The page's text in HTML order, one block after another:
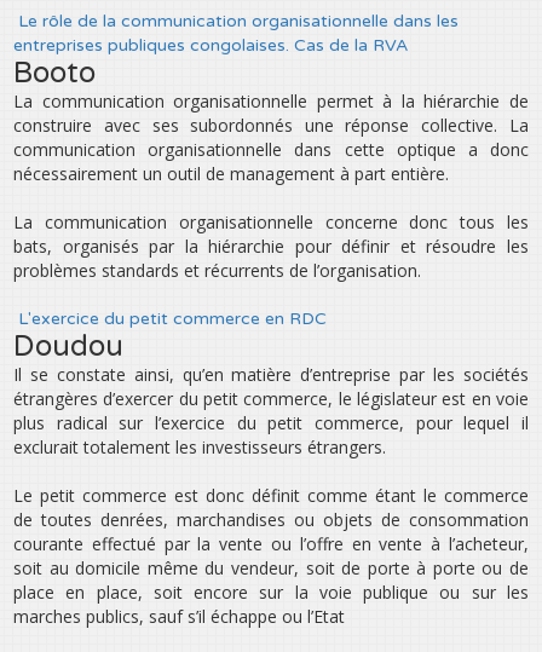
Le rôle de la communication organisationnelle dans les
entreprises publiques congolaises. Cas de la RVA
Booto
La communication organisationnelle permet à la hiérarchie de
construire avec ses subordonnés une réponse collective. La
communication organisationnelle dans cette optique a donc
nécessairement un outil de management à part entière.
La communication organisationnelle concerne donc tous les
bats, organisés par la hiérarchie pour définir et résoudre les
problèmes standards et récurrents de l’organisation.
L'exercice du petit commerce en RDC
Doudou
Il se constate ainsi, qu’en matière d’entreprise par les sociétés
étrangères d’exercer du petit commerce, le législateur est en voie
plus radical sur l’exercice du petit commerce, pour lequel il
exclurait totalement les investisseurs étrangers.
Le petit commerce est donc définit comme étant le commerce
de toutes denrées, marchandises ou objets de consommation
courante effectué par la vente ou l’offre en vente à l’acheteur,
soit au domicile même du vendeur, soit de porte à porte ou de
place en place, soit encore sur la voie publique ou sur les
marches publics, sauf s’il échappe ou l’Etat